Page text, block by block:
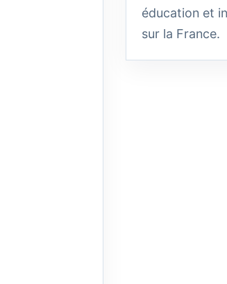
éducation et
sur la France.